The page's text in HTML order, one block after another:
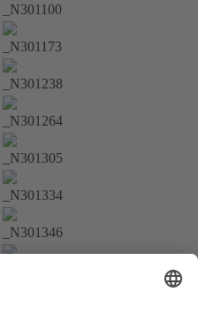
_N301100
_N301173
_N301238
_N301264
_N301305
_N301334
_N301346